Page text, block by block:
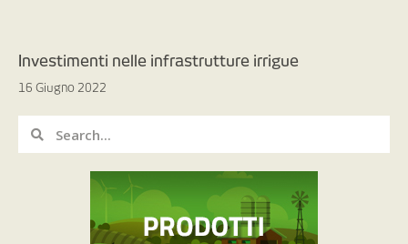
Investimenti nelle infrastrutture irrigue
16 Giugno 2022